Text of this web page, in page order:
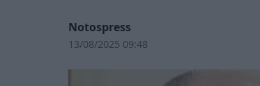
Notospress
13/08/2025 09:48